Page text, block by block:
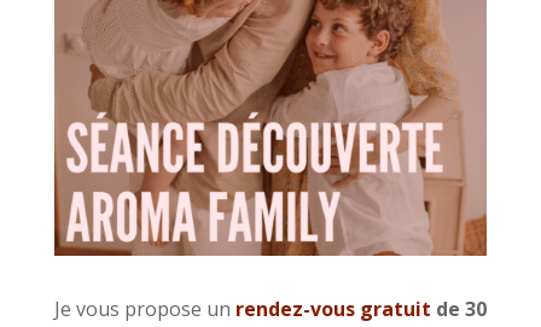
Je vous propose un rendez-vous gratuit de 30